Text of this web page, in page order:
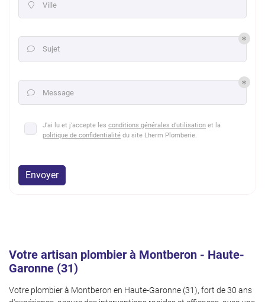
 Ville
 Sujet
 Message
J'ai lu et j'accepte les conditions générales d'utilisation et la
politique de confidentialité du site Lherm Plomberie.
Envoyer
Votre artisan plombier à Montberon - Haute-
Garonne (31)
Votre plombier à Montberon en Haute-Garonne (31), fort de 30 ans